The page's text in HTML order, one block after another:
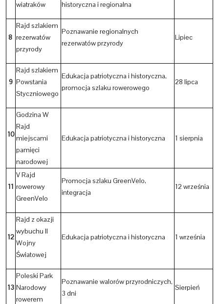
wiatraków
historyczna i regionalna
8
Rajd szlakiem
rezerwatów
przyrody
Poznawanie regionalnych
rezerwatów przyrody
Lipiec
9
Rajd szlakiem
Powstania
Styczniowego
Edukacja patriotyczna i historyczna,
promocja szlaku rowerowego
28 lipca
10
Godzina W
Rajd
miejscami
pamięci
narodowej
Edukacja patriotyczna i historyczna 1 sierpnia
11
V Rajd
rowerowy
GreenVelo
Promocja szlaku GreenVelo,
integracja
12 września
12
Rajd z okazji
wybuchu II
Wojny
Światowej
Edukacja patriotyczna i historyczna 1 września
13
Poleski Park
Narodowy
rowerem
Poznawanie walorów przyrodniczych,
3 dni
Sierpień